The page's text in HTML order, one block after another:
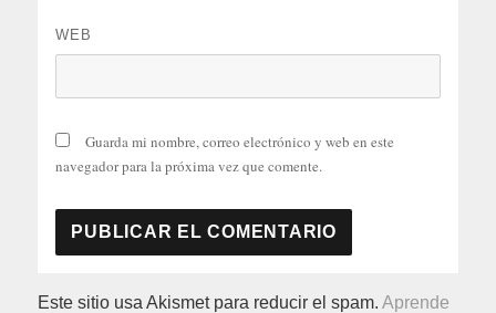
WEB
Guarda mi nombre, correo electrónico y web en este
navegador para la próxima vez que comente.
Este sitio usa Akismet para reducir el spam.Aprende